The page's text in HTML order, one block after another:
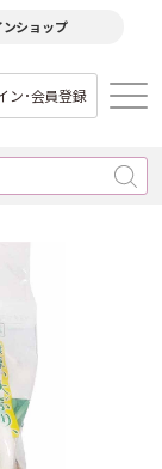
ショップ
ン･会員登録